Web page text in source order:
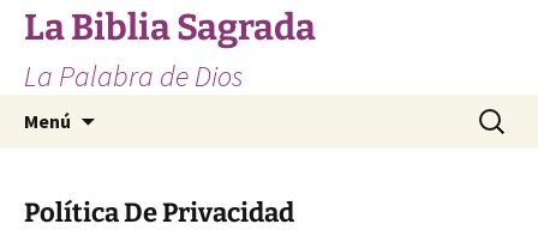
Saltar
contenido
La Biblia Sagrada
La Palabra de Dios
Menú Buscar:
Política De Privacidad